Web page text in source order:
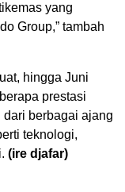
yang
Group,” tambah
hingga Juni
prestasi
berbagai ajang
teknologi,
(ire djafar)